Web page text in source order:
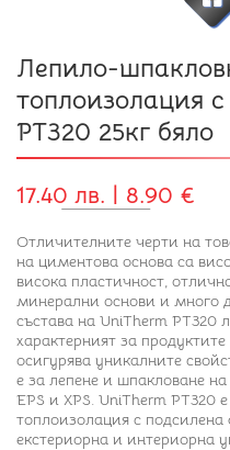
Лепило-
топлоизолация
PT320 25кг бяло
17.40 лв. | 8.90 €
Отличителните черти на
на циментова основа са
висока пластичност,
минерални основи и много
състава на UniTherm PT320
характерният за
осигурява уникалните
е за лепене и шпакловане
EPS и XPS. UniTherm PT320
топлоизолация с
екстериорна и интериорна